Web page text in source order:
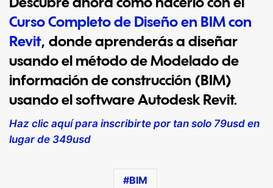
Curso Completo de Diseño en BIM con
Revit, donde aprenderás a diseñar
usando el método de Modelado de
información de construcción (BIM)
usando el software Autodesk Revit.
Haz clic aquí para inscribirte por tan solo 79usd en
lugar de 349usd
BIM